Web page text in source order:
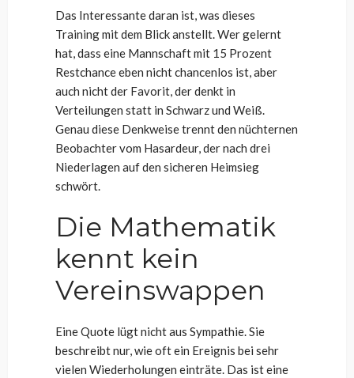
Das Interessante daran ist, was dieses
Training mit dem Blick anstellt. Wer gelernt
hat, dass eine Mannschaft mit 15 Prozent
Restchance eben nicht chancenlos ist, aber
auch nicht der Favorit, der denkt in
Verteilungen statt in Schwarz und Weiß.
Genau diese Denkweise trennt den nüchternen
Beobachter vom Hasardeur, der nach drei
Niederlagen auf den sicheren Heimsieg
schwört.
Die Mathematik
kennt kein
Vereinswappen
Eine Quote lügt nicht aus Sympathie. Sie
beschreibt nur, wie oft ein Ereignis bei sehr
vielen Wiederholungen einträte. Das ist eine